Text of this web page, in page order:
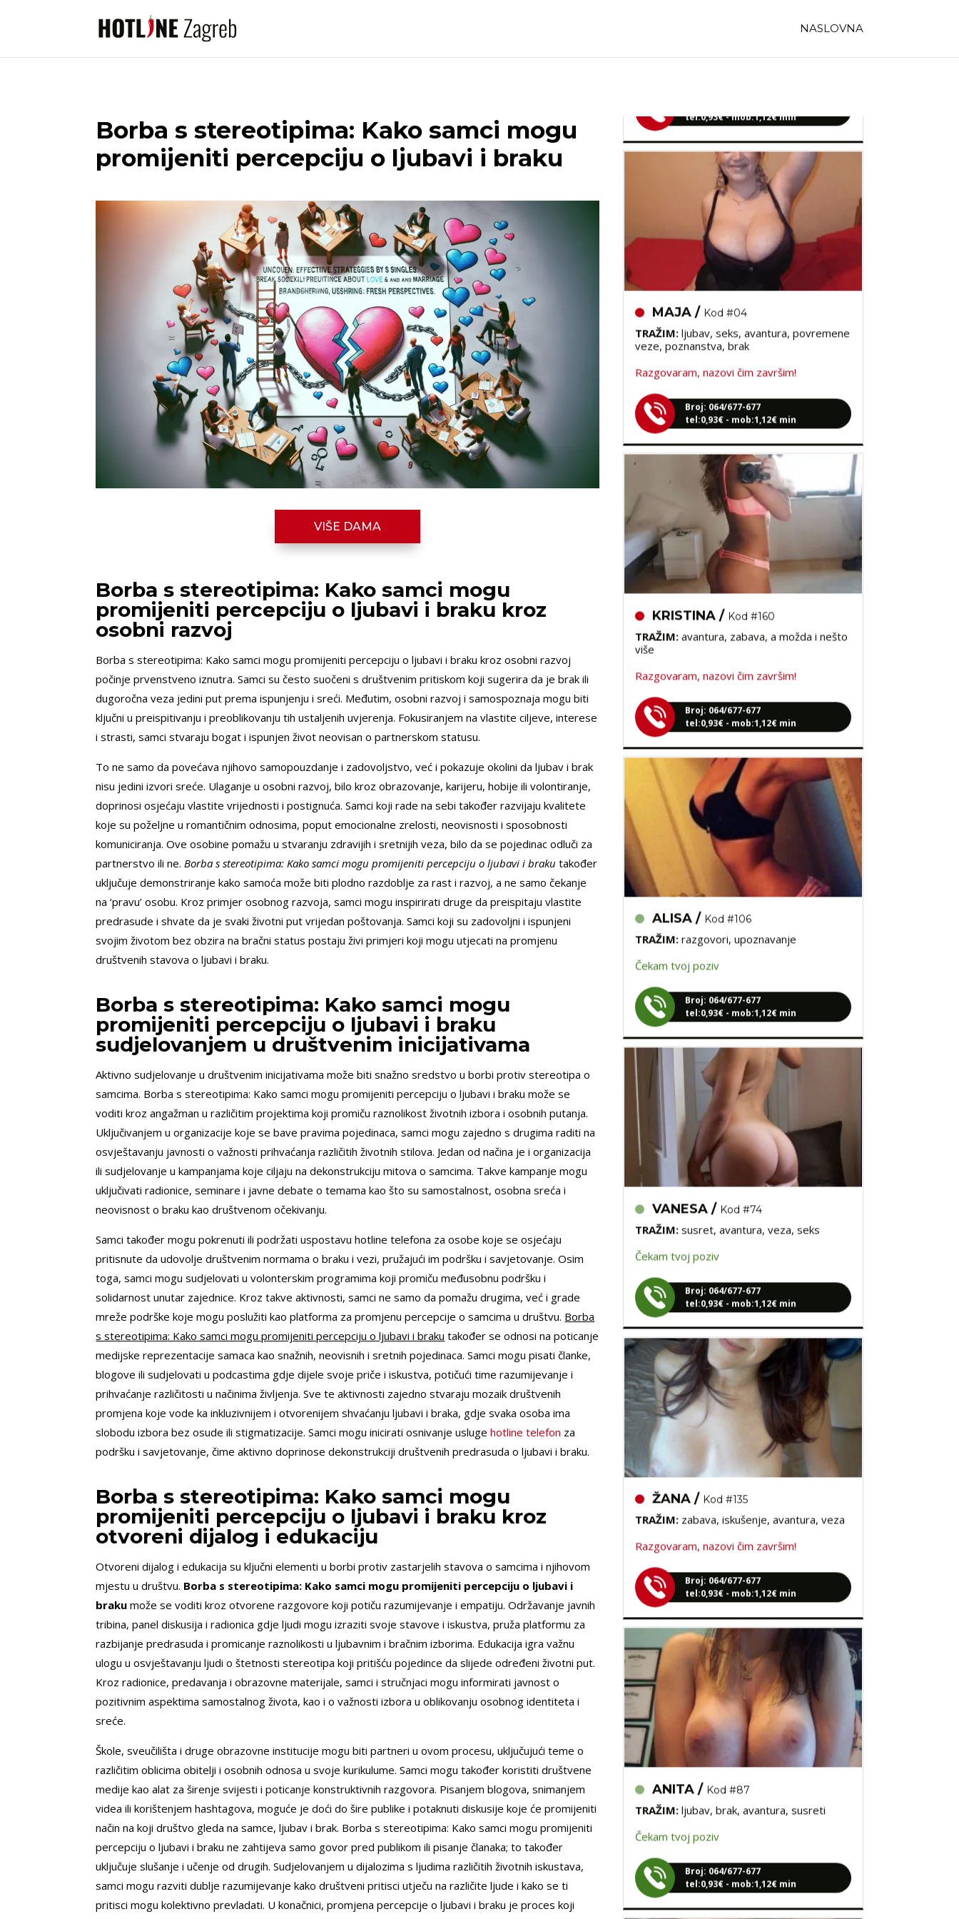
NASLOVNA
Borba s stereotipima: Kako samci mogu
promijeniti percepciju o ljubavi i braku
VIŠE DAMA
Borba s stereotipima: Kako samci mogu
promijeniti percepciju o ljubavi i braku kroz
osobni razvoj
Borba s stereotipima: Kako samci mogu promijeniti percepciju o ljubavi i braku kroz osobni razvoj
počinje prvenstveno iznutra. Samci su često suočeni s društvenim pritiskom koji sugerira da je brak ili
dugoročna veza jedini put prema ispunjenju i sreći. Međutim, osobni razvoj i samospoznaja mogu biti
ključni u preispitivanju i preoblikovanju tih ustaljenih uvjerenja. Fokusiranjem na vlastite ciljeve, interese
i strasti, samci stvaraju bogat i ispunjen život neovisan o partnerskom statusu.
To ne samo da povećava njihovo samopouzdanje i zadovoljstvo, već i pokazuje okolini da ljubav i brak
nisu jedini izvori sreće. Ulaganje u osobni razvoj, bilo kroz obrazovanje, karijeru, hobije ili volontiranje,
doprinosi osjećaju vlastite vrijednosti i postignuća. Samci koji rade na sebi također razvijaju kvalitete
koje su poželjne u romantičnim odnosima, poput emocionalne zrelosti, neovisnosti i sposobnosti
komuniciranja. Ove osobine pomažu u stvaranju zdravijih i sretnijih veza, bilo da se pojedinac odluči za
partnerstvo ili ne.Borba s stereotipima: Kako samci mogu promijeniti percepciju o ljubavi i braku također
uključuje demonstriranje kako samoća može biti plodno razdoblje za rast i razvoj, a ne samo čekanje
na ‘pravu’ osobu. Kroz primjer osobnog razvoja, samci mogu inspirirati druge da preispitaju vlastite
predrasude i shvate da je svaki životni put vrijedan poštovanja. Samci koji su zadovoljni i ispunjeni
svojim životom bez obzira na bračni status postaju živi primjeri koji mogu utjecati na promjenu
društvenih stavova o ljubavi i braku.
Borba s stereotipima: Kako samci mogu
promijeniti percepciju o ljubavi i braku
sudjelovanjem u društvenim inicijativama
Aktivno sudjelovanje u društvenim inicijativama može biti snažno sredstvo u borbi protiv stereotipa o
samcima. Borba s stereotipima: Kako samci mogu promijeniti percepciju o ljubavi i braku može se
voditi kroz angažman u različitim projektima koji promiču raznolikost životnih izbora i osobnih putanja.
Uključivanjem u organizacije koje se bave pravima pojedinaca, samci mogu zajedno s drugima raditi na
osvještavanju javnosti o važnosti prihvaćanja različitih životnih stilova. Jedan od načina je i organizacija
ili sudjelovanje u kampanjama koje ciljaju na dekonstrukciju mitova o samcima. Takve kampanje mogu
uključivati radionice, seminare i javne debate o temama kao što su samostalnost, osobna sreća i
neovisnost o braku kao društvenom očekivanju.
Samci također mogu pokrenuti ili podržati uspostavu hotline telefona za osobe koje se osjećaju
pritisnute da udovolje društvenim normama o braku i vezi, pružajući im podršku i savjetovanje. Osim
toga, samci mogu sudjelovati u volonterskim programima koji promiču međusobnu podršku i
solidarnost unutar zajednice. Kroz takve aktivnosti, samci ne samo da pomažu drugima, već i grade
mreže podrške koje mogu poslužiti kao platforma za promjenu percepcije o samcima u društvu. Borba
s stereotipima: Kako samci mogu promijeniti percepciju o ljubavi i braku također se odnosi na poticanje
medijske reprezentacije samaca kao snažnih, neovisnih i sretnih pojedinaca. Samci mogu pisati članke,
blogove ili sudjelovati u podcastima gdje dijele svoje priče i iskustva, potičući time razumijevanje i
prihvaćanje različitosti u načinima življenja. Sve te aktivnosti zajedno stvaraju mozaik društvenih
promjena koje vode ka inkluzivnijem i otvorenijem shvaćanju ljubavi i braka, gdje svaka osoba ima
slobodu izbora bez osude ili stigmatizacije. Samci mogu inicirati osnivanje uslugehotline telefon za
podršku i savjetovanje, čime aktivno doprinose dekonstrukciji društvenih predrasuda o ljubavi i braku.
Borba s stereotipima: Kako samci mogu
promijeniti percepciju o ljubavi i braku kroz
otvoreni dijalog i edukaciju
Otvoreni dijalog i edukacija su ključni elementi u borbi protiv zastarjelih stavova o samcima i njihovom
mjestu u društvu. Borba s stereotipima: Kako samci mogu promijeniti percepciju o ljubavi i
braku može se voditi kroz otvorene razgovore koji potiču razumijevanje i empatiju. Održavanje javnih
tribina, panel diskusija i radionica gdje ljudi mogu izraziti svoje stavove i iskustva, pruža platformu za
razbijanje predrasuda i promicanje raznolikosti u ljubavnim i bračnim izborima. Edukacija igra važnu
ulogu u osvještavanju ljudi o štetnosti stereotipa koji pritišću pojedince da slijede određeni životni put.
Kroz radionice, predavanja i obrazovne materijale, samci i stručnjaci mogu informirati javnost o
pozitivnim aspektima samostalnog života, kao i o važnosti izbora u oblikovanju osobnog identiteta i
sreće.
Škole, sveučilišta i druge obrazovne institucije mogu biti partneri u ovom procesu, uključujući teme o
različitim oblicima obitelji i osobnih odnosa u svoje kurikulume. Samci mogu također koristiti društvene
medije kao alat za širenje svijesti i poticanje konstruktivnih razgovora. Pisanjem blogova, snimanjem
videa ili korištenjem hashtagova, moguće je doći do šire publike i potaknuti diskusije koje će promijeniti
način na koji društvo gleda na samce, ljubav i brak. Borba s stereotipima: Kako samci mogu promijeniti
percepciju o ljubavi i braku ne zahtijeva samo govor pred publikom ili pisanje članaka; to također
uključuje slušanje i učenje od drugih. Sudjelovanjem u dijalozima s ljudima različitih životnih iskustava,
samci mogu razviti dublje razumijevanje kako društveni pritisci utječu na različite ljude i kako se ti
pritisci mogu kolektivno prevladati. U konačnici, promjena percepcije o ljubavi i braku je proces koji
Razgovaram, nazovi čim završim!
TRAŽIM:ljubav, seks, avantura, povremene
veze, poznanstva, brak
Razgovaram, nazovi čim završim!
tel:0,93€ - mob:1,12€ min
TRAŽIM:avantura, zabava, a možda i nešto
više
tel:0,93€ - mob:1,12€ min
TRAŽIM:razgovori, upoznavanje
Čekam tvoj poziv
tel:0,93€ - mob:1,12€ min
TRAŽIM:susret, avantura, veza, seks
tel:0,93€ - mob:1,12€ min
TRAŽIM:zabava, iskušenje, avantura, veza
Razgovaram, nazovi čim završim!
tel:0,93€ - mob:1,12€ min
TRAŽIM:ljubav, brak, avantura, susreti
Čekam tvoj poziv
tel:0,93€ - mob:1,12€ min